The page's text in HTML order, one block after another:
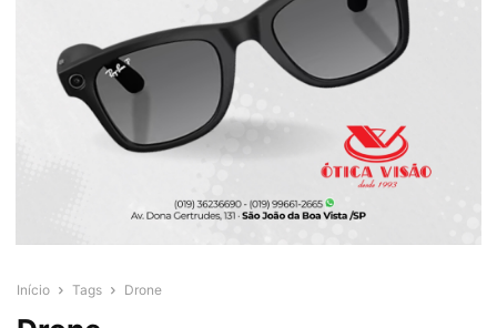
Início Tags Drone